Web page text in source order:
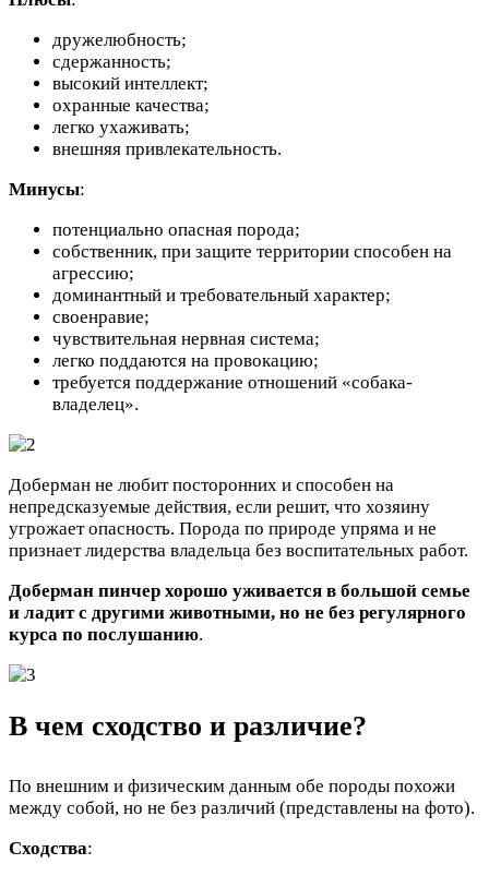
дружелюбность;
сдержанность;
высокий интеллект;
охранные качества;
легко ухаживать;
внешняя привлекательность.
Минусы:
потенциально опасная порода;
собственник, при защите территории способен на
агрессию;
доминантный и требовательный характер;
своенравие;
чувствительная нервная система;
легко поддаются на провокацию;
требуется поддержание отношений «собака-
владелец».
Доберман не любит посторонних и способен на
непредсказуемые действия, если решит, что хозяину
угрожает опасность. Порода по природе упряма и не
признает лидерства владельца без воспитательных работ.
Доберман пинчер хорошо уживается в большой семье
и ладит с другими животными, но не без регулярного
курса по послушанию.
В чем сходство и различие?
По внешним и физическим данным обе породы похожи
между собой, но не без различий (представлены на фото).
Сходства: